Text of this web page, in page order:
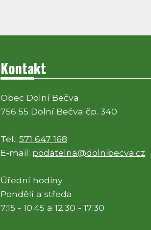
Kontakt
Obec Dolní Bečva
756 55 Dolní Bečva čp. 340
Tel.:571 647 168
E-mail: podatelna@dolnibecva.cz
Úřední hodiny
Pondělí a středa
7:15 - 10:45 a 12:30 - 17:30